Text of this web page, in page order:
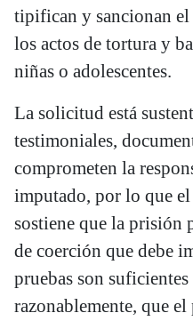
tipifican y sancionan
los actos de tortura y
niñas o adolescentes.
La solicitud está
testimoniales,
comprometen la
imputado, por lo que
sostiene que la prisión
de coerción que debe
pruebas son suficientes
razonablemente, que